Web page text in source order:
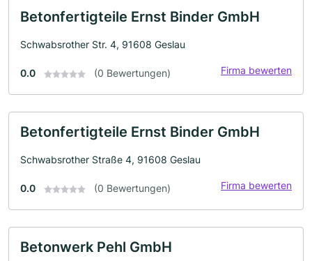
Betonfertigteile Ernst Binder GmbH
Schwabsrother Str. 4, 91608 Geslau
0.0 (0 Bewertungen) Firma bewerten
Betonfertigteile Ernst Binder GmbH
Schwabsrother Straße 4, 91608 Geslau
0.0 (0 Bewertungen) Firma bewerten
Betonwerk Pehl GmbH